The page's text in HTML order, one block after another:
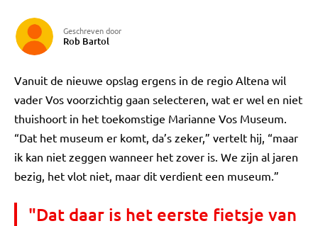
Geschreven door
Rob Bartol
Vanuit de nieuwe opslag ergens in de regio Altena wil
vader Vos voorzichtig gaan selecteren, wat er wel en niet
thuishoort in het toekomstige Marianne Vos Museum.
“Dat het museum er komt, da’s zeker,” vertelt hij, “maar
ik kan niet zeggen wanneer het zover is. We zijn al jaren
bezig, het vlot niet, maar dit verdient een museum.”
"Dat daar is het eerste fietsje van